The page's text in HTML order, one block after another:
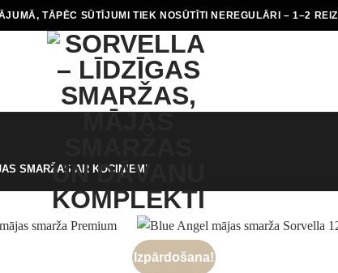
TĀPĒC SŪTĪJUMI TIEK NOSŪTĪTI NEREGULĀRI – 1–2
SMARŽAS AR KOCIŅIEM”
Izpārdošana!